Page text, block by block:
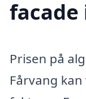
facade
Prisen på
Fårvang